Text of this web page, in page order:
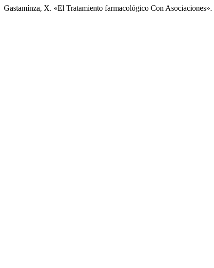
Gastamínza, X. «El Tratamiento farmacológico Con Asociaciones».